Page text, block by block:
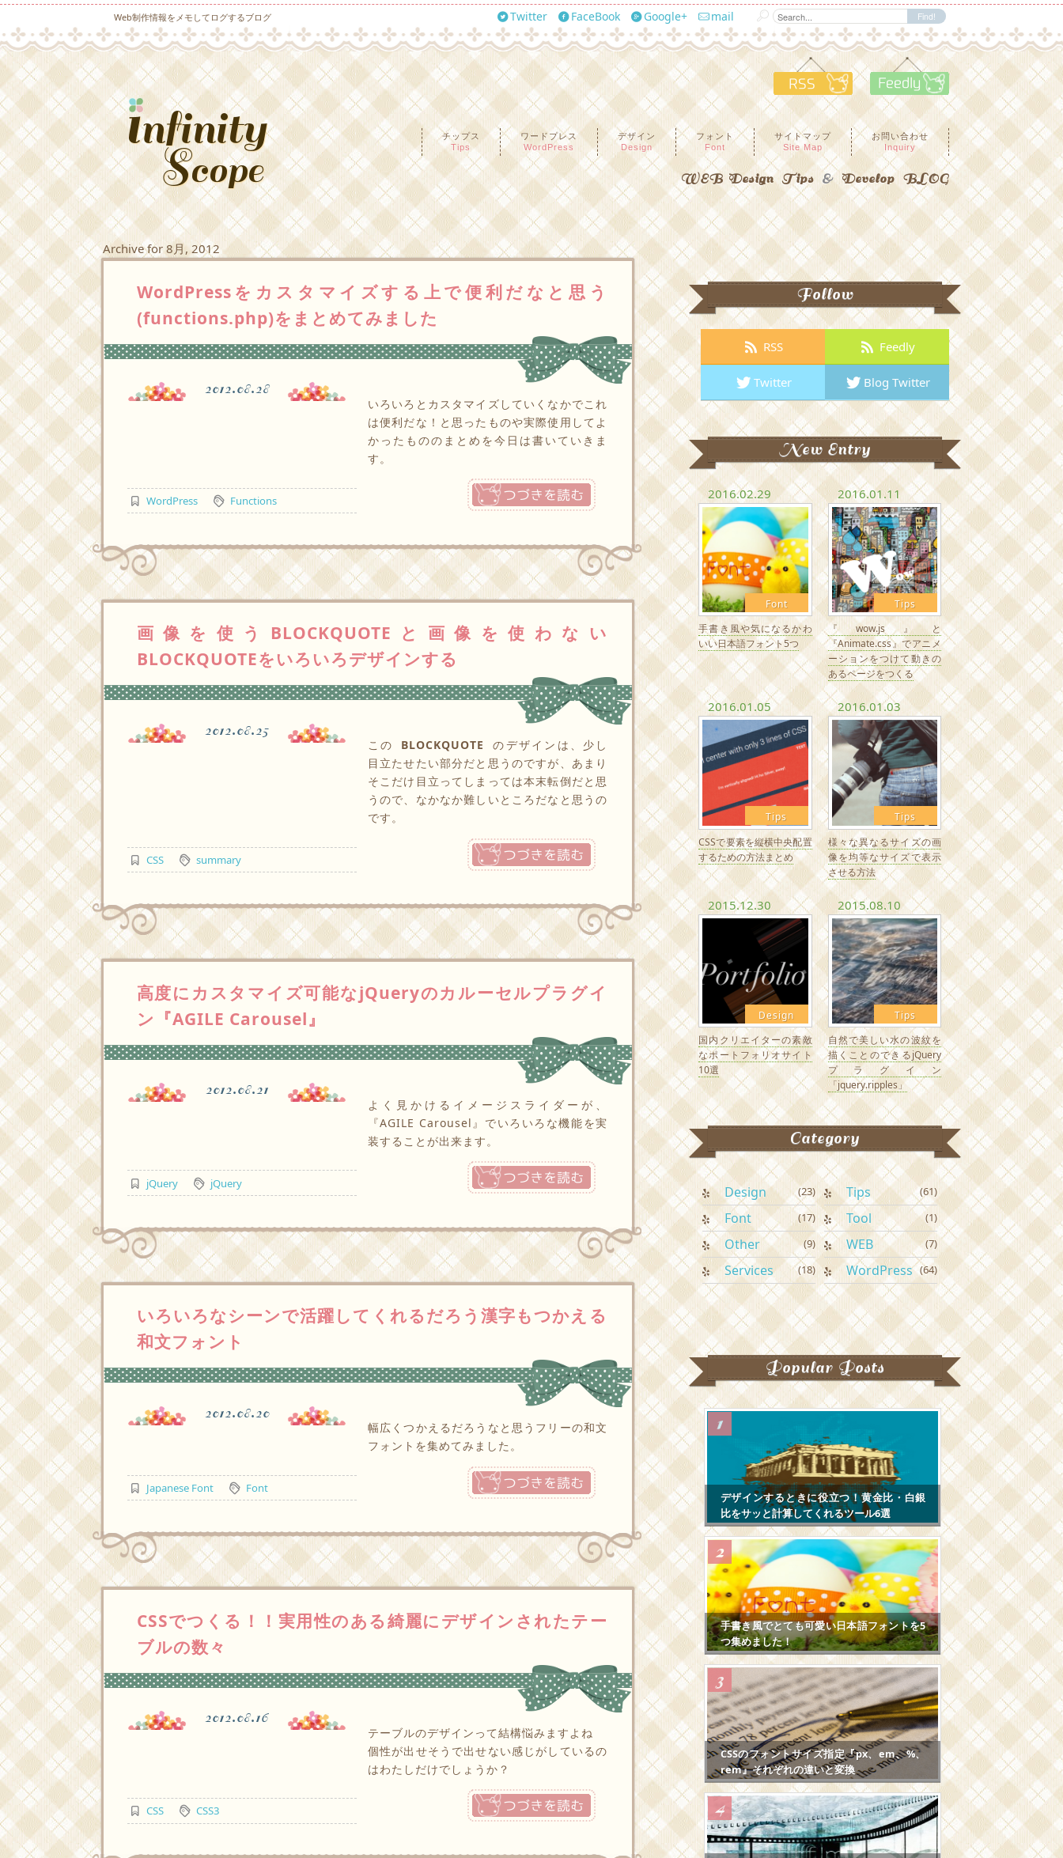
Web制作情報をメモしてログするブログ Twitter FaceBook Google+ mail
RSS Feedly
チップス
Tips
ワードプレス
WordPress
デザイン
Design
フォント
Font
サイトマップ
Site Map
お問い合わせ
Inquiry
WEB Design Tips & Develop BLOG
Archive for 8月, 2012
WordPressをカスタマイズする上で便利だなと思う
(functions.php)をまとめてみました
2012.08.28
いろいろとカスタマイズしていくなかでこれ
は便利だな！と思ったものや実際使用してよ
かったもののまとめを今日は書いていきま
す。
WordPress Functions
つづきを読む
画像を使うBLOCKQUOTEと画像を使わない
BLOCKQUOTEをいろいろデザインする
2012.08.25
この BLOCKQUOTE
のデザインは、少し
目立たせたい部分だと思うのですが、あまり
そこだけ目立ってしまっては本末転倒だと思
うので、なかなか難しいところだなと思うの
です。
CSS summary
つづきを読む
高度にカスタマイズ可能なjQueryのカルーセルプラグイ
ン『AGILE Carousel』
2012.08.21
よく見かけるイメージスライダーが、
『AGILE Carousel』でいろいろな機能を実
装することが出来ます。
jQuery jQuery
つづきを読む
いろいろなシーンで活躍してくれるだろう漢字もつかえる
和文フォント
2012.08.20
幅広くつかえるだろうなと思うフリーの和文
フォントを集めてみました。
Japanese Font Font
つづきを読む
CSSでつくる！！実用性のある綺麗にデザインされたテー
ブルの数々
2012.08.16
テーブルのデザインって結構悩みますよね
個性が出せそうで出せない感じがしているの
はわたしだけでしょうか？
CSS CSS3
つづきを読む
Follow
RSS Feedly
Twitter Blog Twitter
New Entry
2016.02.29
Font
手書き風や気になるかわ
いい日本語フォント5つ
2016.01.11
Tips
『wow.js』と
『Animate.css』でアニメ
ーションをつけて動きの
あるページをつくる
2016.01.05
Tips
CSSで要素を縦横中央配置
するための方法まとめ
2016.01.03
Tips
様々な異なるサイズの画
像を均等なサイズで表示
させる方法
2015.12.30
Design
国内クリエイターの素敵
なポートフォリオサイト
10選
2015.08.10
Tips
自然で美しい水の波紋を
描くことのできるjQuery
プラグイン
「jquery.ripples」
Category
Design (23)
Font (17)
Other (9)
Services (18)
Tips (61)
Tool (1)
WEB (7)
WordPress (64)
Popular Posts
デザインするときに役立つ！黄金比・白銀
比をサッと計算してくれるツール6選
手書き風でとても可愛い日本語フォントを5
つ集めました！
CSSのフォントサイズ指定『px、em、%、
rem』それぞれの違いと変換